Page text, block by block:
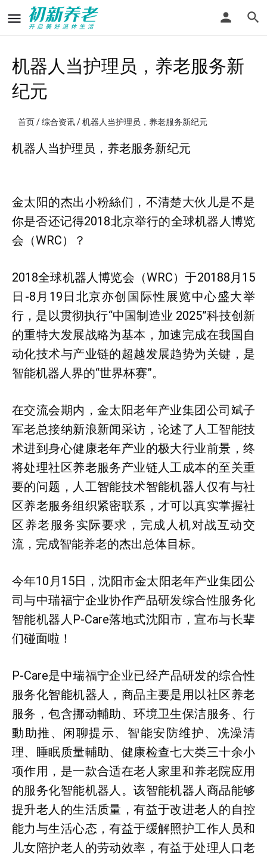
机器人当护理员，养老服务新
纪元
首页/综合资讯/ 机器人当护理员，养老服务新纪元
机器人当护理员，养老服务新纪元
金太阳的杰出小粉絲们，不清楚大伙儿是不是
你是否还记得2018北京举行的全球机器人博览
会（WRC）？
2018全球机器人博览会（WRC）于20188月15
日-8月19日北京亦创国际性展览中心盛大举
行，是以贯彻执行“中国制造业 2025”科技创新
的重特大发展战略为基本，加速完成在我国自
动化技术与产业链的超越发展趋势为关键，是
智能机器人界的“世界杯赛”。
在交流会期内，金太阳老年产业集团公司斌子
军老总接纳新浪新闻采访，论述了人工智能技
术进到身心健康老年产业的极大行业前景，终
将处理社区养老服务产业链人工成本的至关重
要的问题，人工智能技术智能机器人仅有与社
区养老服务组织紧密联系，才可以真实掌握社
区养老服务实际要求，完成人机对战互动交
流，完成智能养老的杰出总体目标。
今年10月15日，沈阳市金太阳老年产业集团公
司与中瑞福宁企业协作产品研发综合性服务化
智能机器人P-Care落地式沈阳市，宣布与长辈
们碰面啦！
P-Care是中瑞福宁企业已经产品研发的综合性
服务化智能机器人，商品主要是用以社区养老
服务，包含挪动輔助、环境卫生保洁服务、行
動助推、闲聊提示、智能安防维护、冼澡清
理、睡眠质量輔助、健康检查七大类三十余小
项作用，是一款合适在老人家里和养老院应用
的服务化智能机器人。该智能机器人商品能够
提升老人的生活质量，有益于改进老人的自控
能力与生活心态，有益于缓解照护工作人员和
儿女陪护老人的劳动效率，有益于处理人口老